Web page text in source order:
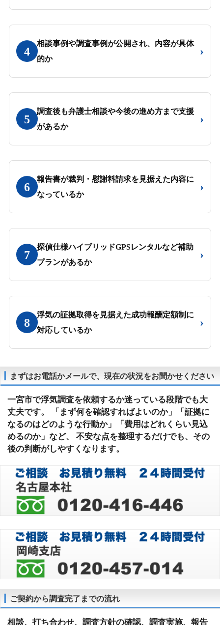
4
相談事例や調査事例が公開され、内容が具体
的か
›
5
調査後も弁護士相談や今後の進め方まで支援
があるか
›
6
報告書が裁判・慰謝料請求を見据えた内容に
なっているか
›
7
探偵仕様ハイブリッドGPSレンタルなど補助
プランがあるか
›
8
浮気の証拠取得を見据えた成功報酬定額制に
対応しているか
›
まずはお電話かメールで、現在の状況をお聞かせください
一宮市で浮気調査を依頼するか迷っている段階でも大
丈夫です。 「まず何を確認すればよいのか」「証拠に
なるのはどのような行動か」「費用はどれくらい見込
めるのか」など、 不安な点を整理するだけでも、その
後の判断がしやすくなります。
ご契約から調査完了までの流れ
相談、打ち合わせ、調査方針の確認、調査実施、報告